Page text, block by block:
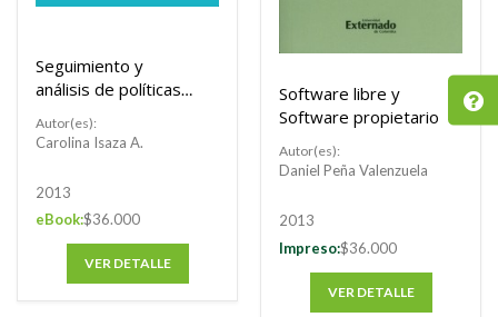
Seguimiento y
análisis de políticas
Colombia: Anuario
Autor(es):
Carolina Isaza A.
2013
eBook:$36.000
VER DETALLE
Software libre y
Software propietario
Autor(es):
Daniel Peña Valenzuela
2013
Impreso:$36.000
VER DETALLE